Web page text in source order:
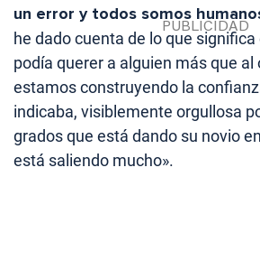
un error y todos somos
he dado cuenta de lo que significa
podía querer a alguien más que al
estamos construyendo la
indicaba, visiblemente orgullosa
grados que está dando su novio
está saliendo mucho».